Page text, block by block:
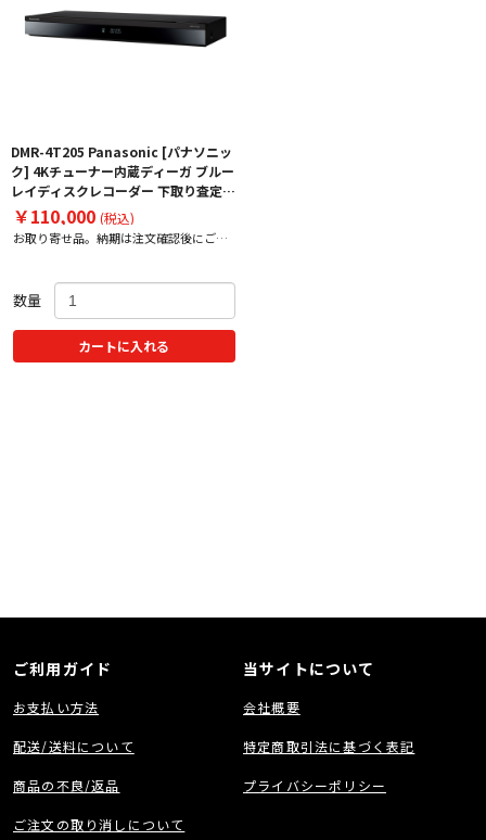
DMR-4T205 Panasonic [パナソニッ
ク] 4Kチューナー内蔵ディーガ ブルー
レイディスクレコーダー 下取り査定額
20%アップ実施中！
￥110,000 (税込)
お取り寄せ品。納期は注文確認後にご案
数量
カートに入れる
ご利用ガイド
お支払い方法
配送/送料について
商品の不良/返品
ご注文の取り消しについて
当サイトについて
会社概要
特定商取引法に基づく表記
プライバシーポリシー